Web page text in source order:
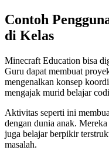
Contoh
di Kelas
Minecraft Education bisa
Guru dapat membuat
mengenalkan konsep
mengajak murid belajar
Aktivitas seperti ini
dengan dunia anak.
juga belajar berpikir
masalah.